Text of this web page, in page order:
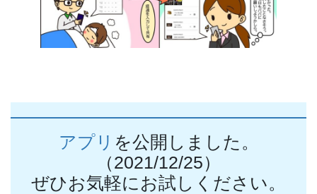
アプリ を公開しました。
（2021/12/25）
ぜひお気軽にお試しください。